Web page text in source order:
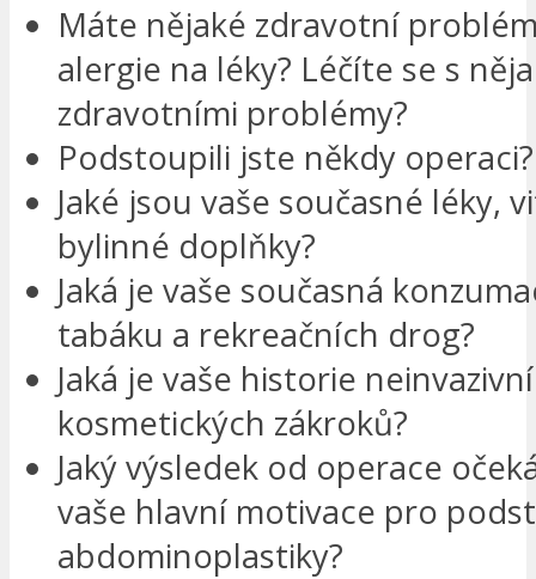
Máte nějaké zdravotní
alergie na léky? Léčíte se s
zdravotními problémy?
Podstoupili jste někdy operaci?
Jaké jsou vaše současné léky,
bylinné doplňky?
Jaká je vaše současná
tabáku a rekreačních drog?
Jaká je vaše historie
kosmetických zákroků?
Jaký výsledek od operace
vaše hlavní motivace pro
abdominoplastiky?